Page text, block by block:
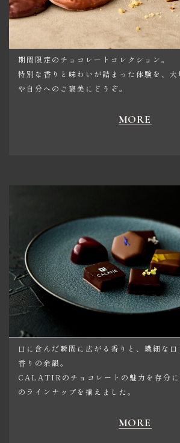
SEASONAL
期間限定のチョコレートコレクション。
特別な香りと味わいが詰まった体験を、
や自分へのご褒美にどうぞ。
MORE
口に含んだ瞬間に広がる香りと、繊細な口
香りの余韻。
CALATIRのチョコレートの魅力を存分に
のラインナップを揃えました。
MORE